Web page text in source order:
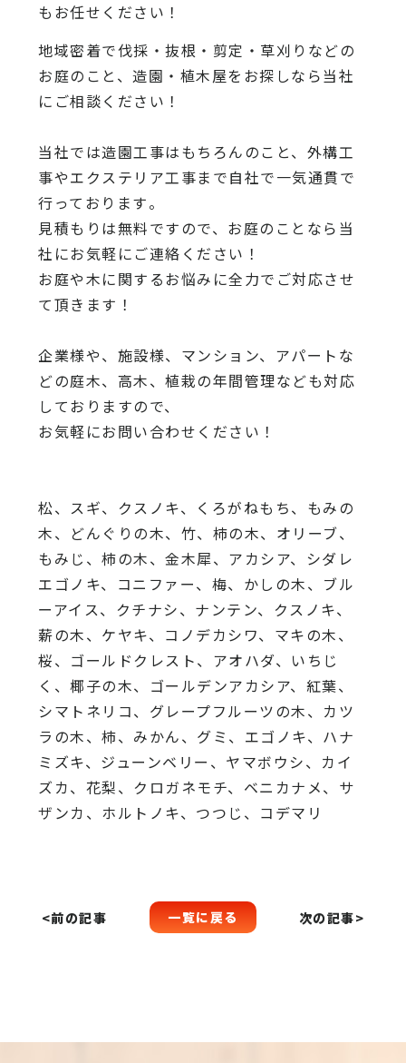
もお任せください！
地域密着で伐採・抜根・剪定・草刈りなどの
お庭のこと、造園・ 植木屋をお探しなら当社
にご相談ください！
当社では造園工事はもちろんのこと、 外構工
事やエクステリア工事まで自社で一気通貫で
行っております。
見積もりは無料ですので、 お庭のことなら当
社にお気軽にご連絡ください！
お庭や木に関するお悩みに全力でご対応させ
て頂きます！
企業様や、施設様、マンション、アパートな
どの庭木、高木、植栽の年間管理なども対応
しておりますので、
お気軽にお問い合わせください！
松、スギ、クスノキ、くろがねもち、もみの
木、どんぐりの木、 竹、柿の木、オリーブ、
もみじ、柿の木、金木犀、アカシア、 シダレ
エゴノキ、コニファー、梅、かしの木、ブル
ーアイス、 クチナシ、ナンテン、クスノキ、
薪の木、ケヤキ、コノデカシワ、マキの木、
桜、 ゴールドクレスト、アオハダ、いちじ
く、椰子の木、 ゴールデンアカシア、紅葉、
シマトネリコ、 グレープフルーツの木、カツ
ラの木、柿、みかん、グミ、 エゴノキ、ハナ
ミズキ、ジューンベリー、ヤマボウシ、カイ
ズカ、 花梨、クロガネモチ、ベニカナメ、サ
ザンカ、ホルトノキ、 つつじ、コデマリ
<前の記事 一覧に戻る 次の記事>